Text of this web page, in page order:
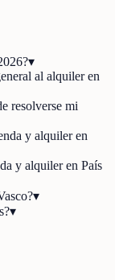
▾
al alquiler en
resolverse mi
y alquiler en
y alquiler en País
▾
▾